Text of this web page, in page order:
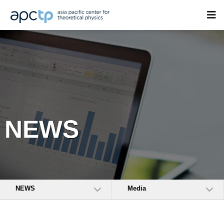
NEWS
NEWS Media